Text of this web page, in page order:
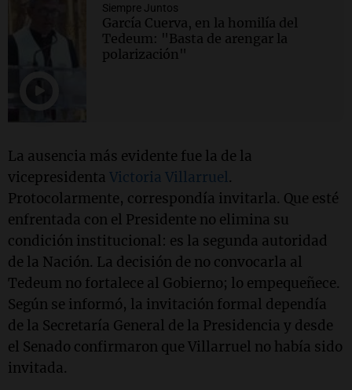
Siempre Juntos
García Cuerva, en la homilía del
Tedeum: "Basta de arengar la
polarización"
La ausencia más evidente fue la de la
vicepresidenta Victoria Villarruel.
Protocolarmente, correspondía invitarla. Que esté
enfrentada con el Presidente no elimina su
condición institucional: es la segunda autoridad
de la Nación. La decisión de no convocarla al
Tedeum no fortalece al Gobierno; lo empequeñece.
Según se informó, la invitación formal dependía
de la Secretaría General de la Presidencia y desde
el Senado confirmaron que Villarruel no había sido
invitada.